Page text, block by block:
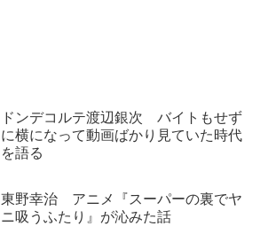
ドンデコルテ渡辺銀次 バイトもせず
に横になって動画ばかり見ていた時代
を語る
東野幸治 アニメ『スーパーの裏でヤ
ニ吸うふたり』が沁みた話